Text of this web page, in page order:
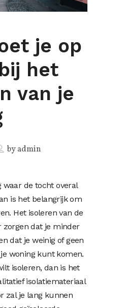
je op
het
van je
byadmin
waar de tocht overal
is het belangrijk om
Het isoleren van de
zorgen dat je minder
dat je weinig of geen
woning kunt komen.
isoleren, dan is het
isolatiemateriaal
zal je lang kunnen